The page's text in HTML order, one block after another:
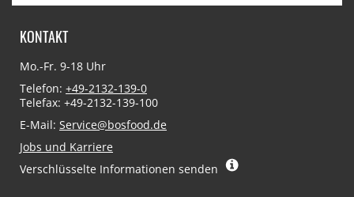
KONTAKT
Mo.-Fr. 9-18 Uhr
Telefon: +49-2132-139-0
Telefax: +49-2132-139-100
E-Mail: Service@bosfood.de
Jobs und Karriere
Verschlüsselte Informationen senden